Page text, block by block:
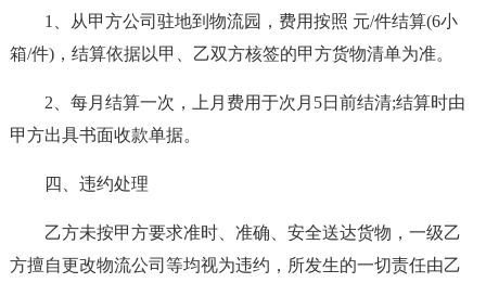
1、从甲方公司驻地到物流园，费用按照 元/件结算(6小
箱/件)，结算依据以甲、乙双方核签的甲方货物清单为准。
2、每月结算一次，上月费用于次月5日前结清;结算时由
甲方出具书面收款单据。
四、违约处理
乙方未按甲方要求准时、准确、安全送达货物，一级乙
方擅自更改物流公司等均视为违约，所发生的一切责任由乙